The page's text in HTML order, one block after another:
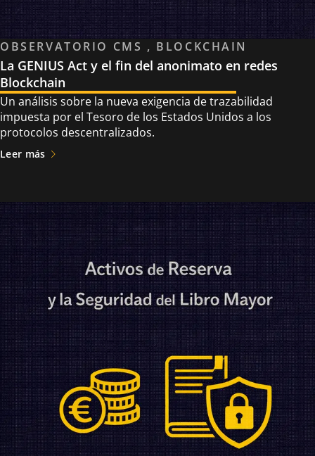
OBSERVATORIO CMS , BLOCKCHAIN
La GENIUS Act y el fin del anonimato en redes
Blockchain
Un análisis sobre la nueva exigencia de trazabilidad
impuesta por el Tesoro de los Estados Unidos a los
protocolos descentralizados.
Leer más